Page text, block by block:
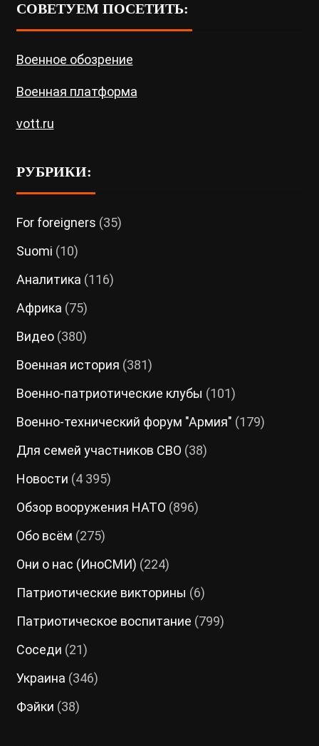
СОВЕТУЕМ ПОСЕТИТЬ:
Военное обозрение
Военная платформа
vott.ru
РУБРИКИ:
For foreigners (35)
Suomi (10)
Аналитика (116)
Африка (75)
Видео(380)
Военная история (381)
Военно-патриотические клубы (101)
Военно-технический форум "Армия" (179)
Для семей участников СВО (38)
Новости (4 395)
Обзор вооружения НАТО (896)
Обо всём (275)
Они о нас (ИноСМИ) (224)
Патриотические викторины (6)
Патриотическое воспитание (799)
Соседи (21)
Украина (346)
Фэйки (38)